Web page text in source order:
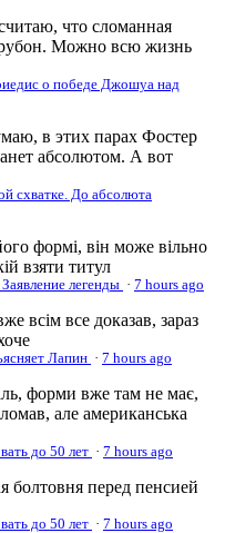
что сломанная
Можно всю жизнь
о победе Джошуа над
в этих парах Фостер
абсолютом. А вот
схватке. До абсолюта
формі, він може вільно
взяти титул
легенды · 7 hours ago
всім все доказав, зараз
Лапин · 7 hours ago
форми вже там не має,
але американська
до 50 лет · 7 hours ago
болтовня перед пенсией
до 50 лет · 7 hours ago